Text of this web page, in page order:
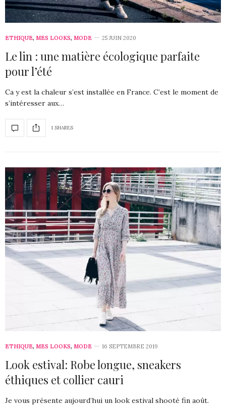
ETHIQUE, MES LOOKS, MODE 25 JUIN 2020
Le lin : une matière écologique parfaite
pour l’été
Ca y est la chaleur s’est installée en France. C’est le moment de
s’intéresser aux…
1 SHARES
ETHIQUE, MES LOOKS, MODE 16 SEPTEMBRE 2019
Look estival: Robe longue, sneakers
éthiques et collier cauri
Je vous présente aujourd’hui un look estival shooté fin août.